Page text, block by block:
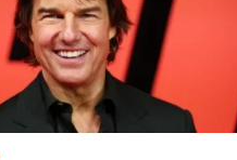
ответила
требования вырезать ее
новогодних передач